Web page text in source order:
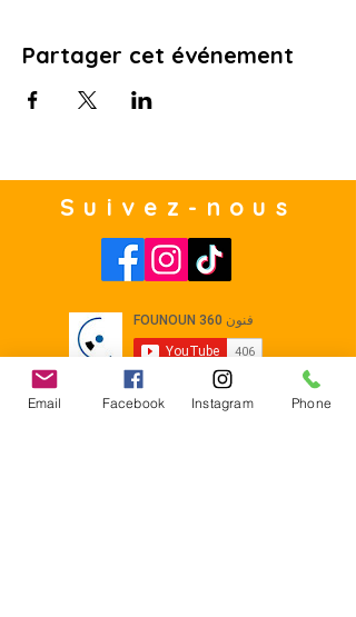
Partager cet événement
Suivez-nous
Email Facebook Instagram Phone